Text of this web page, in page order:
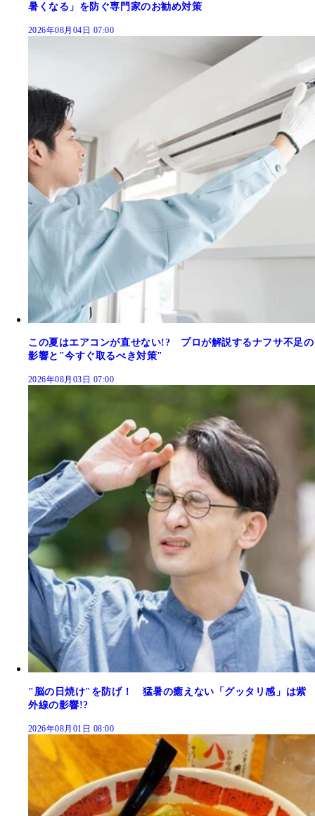
暑くなる」を防ぐ専門家のお勧め対策
2026年08月04日 07:00
この夏はエアコンが直せない!? プロが解説するナフサ不足の
影響と"今すぐ取るべき対策"
2026年08月03日 07:00
"脳の日焼け"を防げ！ 猛暑の癒えない「グッタリ感」は紫
外線の影響!?
2026年08月01日 08:00